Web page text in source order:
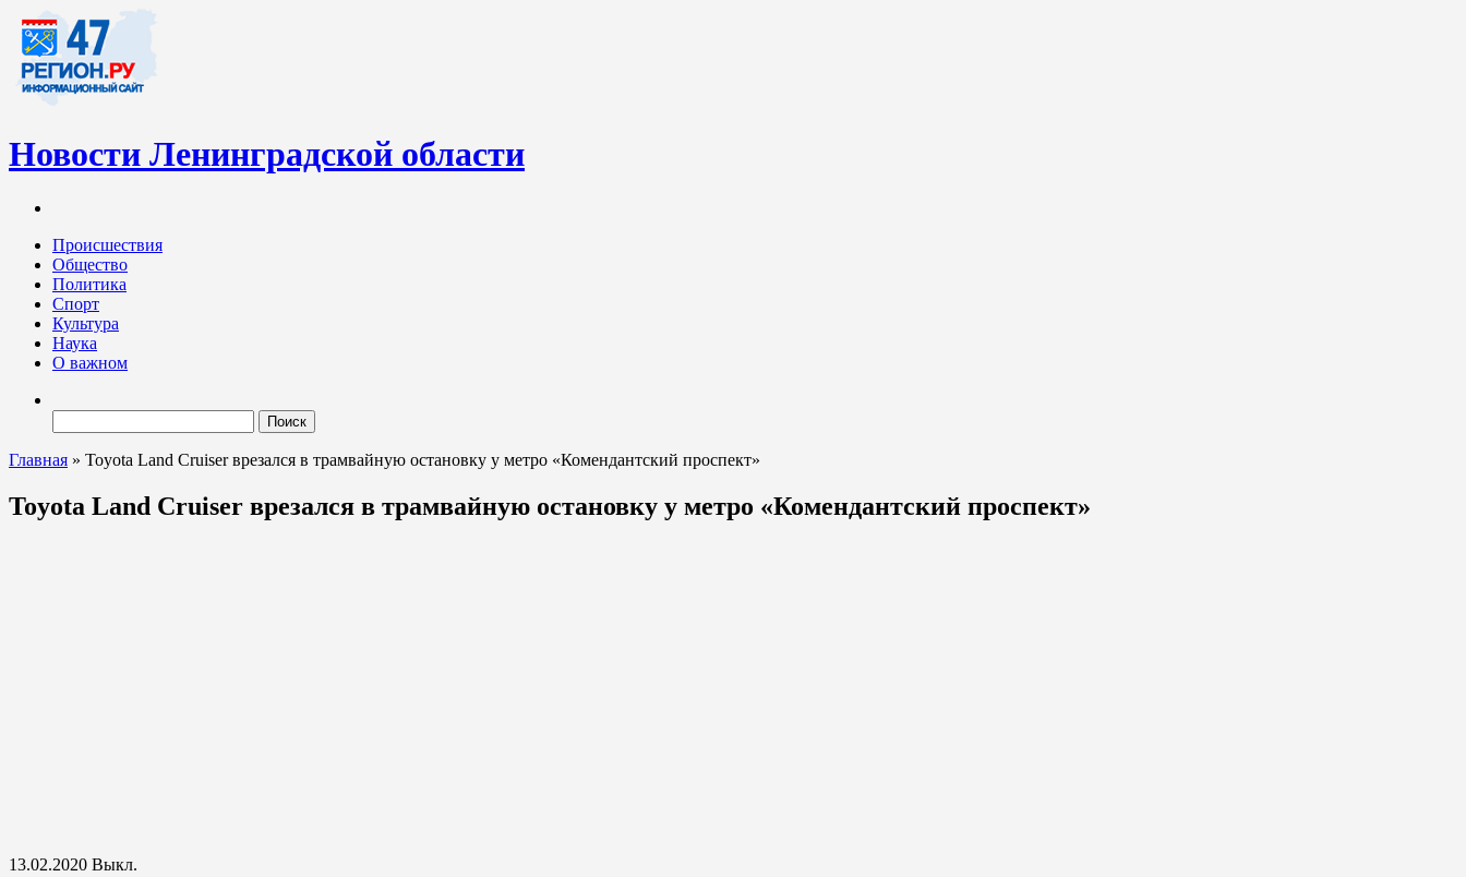
Новости Ленинградской области
Ленинградских новостей обновляется регулярно. Мы рассказываем о происходящем «в верхах» и о судьбах простых людях, о том, что касается каждого жителя Ленинградской области.
Происшествия
Общество
Политика
Спорт
Культура
Наука
О важном
Главная » Toyota Land Cruiser врезался в трамвайную остановку у метро «Комендантский проспект»
Toyota Land Cruiser врезался в трамвайную остановку у метро «Комендантский проспект»
13.02.2020 Выкл.